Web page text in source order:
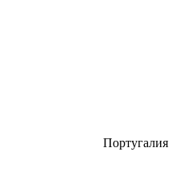
Португалия